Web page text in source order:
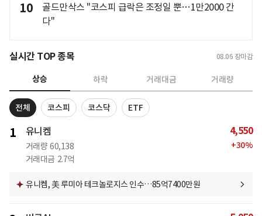
10
골드만삭스 "코스피 급락은 조정일 뿐…1만2000 간
다"
실시간 TOP 종목 08.06 장마감
상승 하락 거래대금 거래량
전체 코스피 코스닥 ETF
1 유니켐
거래량 60,138
거래대금 2.7억
4,550
+30%
유니켐, 美 루미아 테크놀로지스 인수…85억7400만원